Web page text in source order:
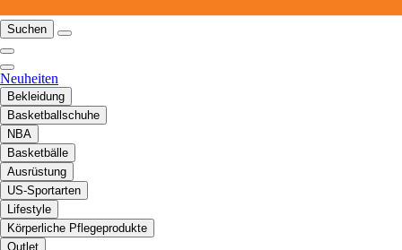
Suchen
Neuheiten
Bekleidung
Basketballschuhe
NBA
Basketbälle
Ausrüstung
US-Sportarten
Lifestyle
Körperliche Pflegeprodukte
Outlet